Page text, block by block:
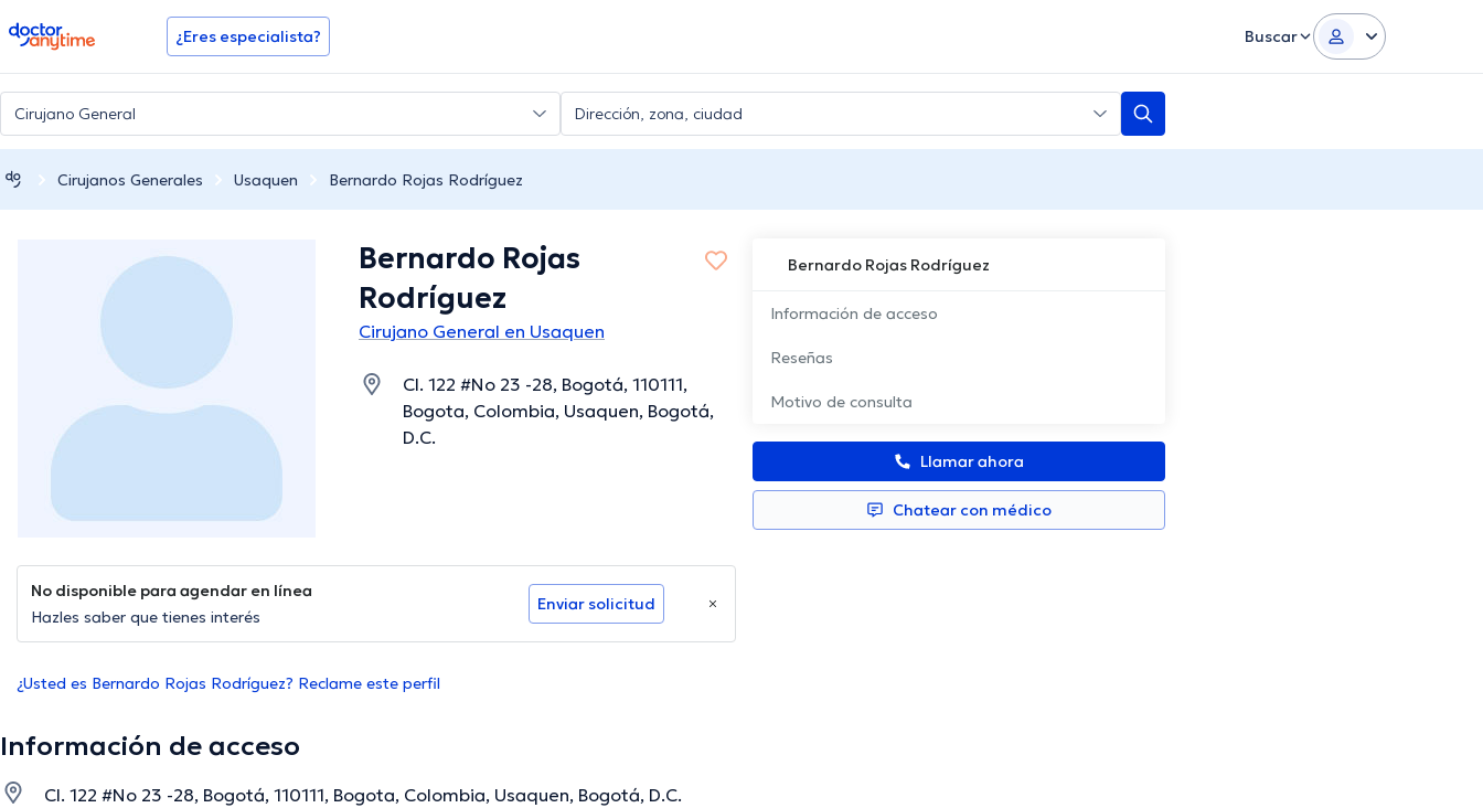
doctoranytime ¿Eres especialista? Buscar
Cirujanos Generales Usaquen Bernardo Rojas Rodríguez
Bernardo Rojas Rodríguez
Información de acceso
Reseñas
Motivo de consulta
Llamar ahora
Chatear con médico
Bernardo Rojas
Rodríguez
Cirujano General en Usaquen
Cl. 122 #No 23 -28, Bogotá, 110111,
Bogota, Colombia, Usaquen, Bogotá,
D.C.
No disponible para agendar en línea
Hazles saber que tienes interés
Enviar solicitud
¿Usted es Bernardo Rojas Rodríguez? Reclame este perfil
Información de acceso
Cl. 122 #No 23 -28, Bogotá, 110111, Bogota, Colombia, Usaquen, Bogotá, D.C.